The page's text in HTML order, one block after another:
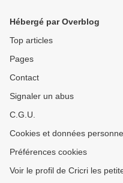
Hébergé par Overblog
Top articles
Pages
Contact
Signaler un abus
C.G.U.
Cookies et données
Préférences cookies
Voir le profil de Cricri les